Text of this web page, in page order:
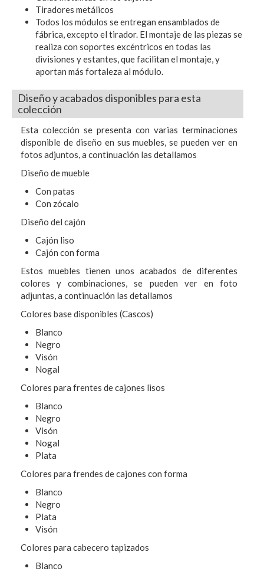
Tiradores metálicos
Todos los módulos se entregan ensamblados de
fábrica, excepto el tirador. El montaje de las piezas se
realiza con soportes excéntricos en todas las
divisiones y estantes, que facilitan el montaje, y
aportan más fortaleza al módulo.
Diseño y acabados disponibles para esta
colección
Esta colección se presenta con varias terminaciones
disponible de diseño en sus muebles, se pueden ver en
fotos adjuntos, a continuación las detallamos
Diseño de mueble
Con patas
Con zócalo
Diseño del cajón
Cajón liso
Cajón con forma
Estos muebles tienen unos acabados de diferentes
colores y combinaciones, se pueden ver en foto
adjuntas, a continuación las detallamos
Colores base disponibles (Cascos)
Blanco
Negro
Visón
Nogal
Colores para frentes de cajones lisos
Blanco
Negro
Visón
Nogal
Plata
Colores para frendes de cajones con forma
Blanco
Negro
Plata
Visón
Colores para cabecero tapizados
Blanco